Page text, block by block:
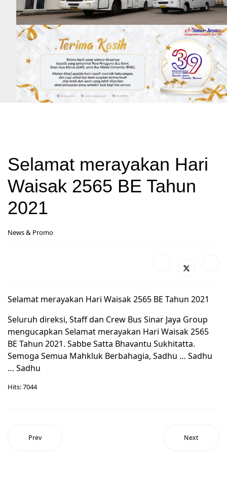
Selamat merayakan Hari
Waisak 2565 BE Tahun
2021
News & Promo
Selamat merayakan Hari Waisak 2565 BE Tahun 2021
Seluruh direksi, Staff dan Crew Bus Sinar Jaya Group
mengucapkan Selamat merayakan Hari Waisak 2565
BE Tahun 2021. Sabbe Satta Bhavantu Sukhitatta.
Semoga Semua Mahkluk Berbahagia, Sadhu … Sadhu
… Sadhu
Hits: 7044
Prev Next